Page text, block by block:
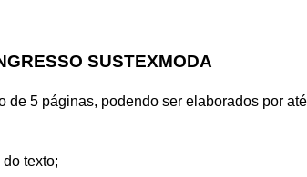
SUSTEXMODA
de 5 páginas, podendo ser elaborados por
texto;